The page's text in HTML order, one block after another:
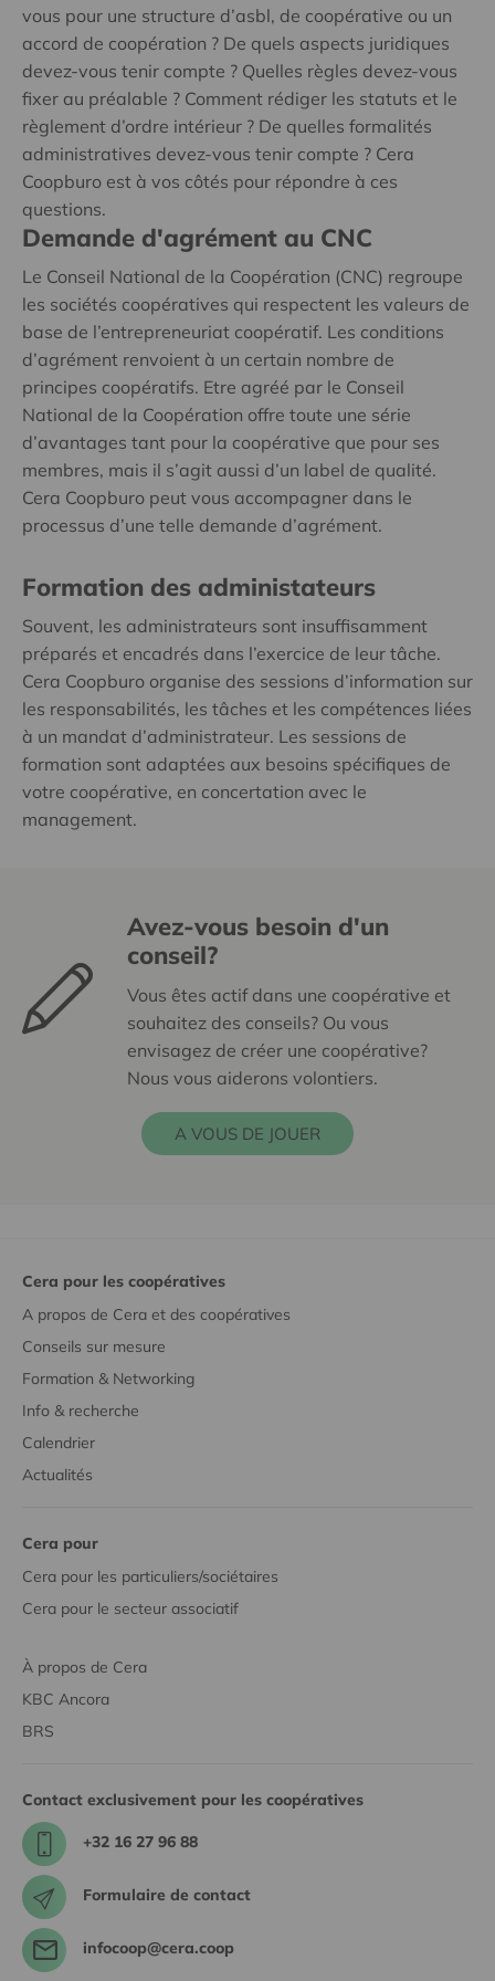
vous pour une structure d’asbl, de coopérative ou un
accord de coopération ? De quels aspects juridiques
devez-vous tenir compte ? Quelles règles devez-vous
fixer au préalable ? Comment rédiger les statuts et le
règlement d’ordre intérieur ? De quelles formalités
administratives devez-vous tenir compte ? Cera
Coopburo est à vos côtés pour répondre à ces
questions.
Demande d'agrément au CNC
Le Conseil National de la Coopération (CNC) regroupe
les sociétés coopératives qui respectent les valeurs de
base de l’entrepreneuriat coopératif. Les conditions
d’agrément renvoient à un certain nombre de
principes coopératifs. Etre agréé par le Conseil
National de la Coopération offre toute une série
d’avantages tant pour la coopérative que pour ses
membres, mais il s’agit aussi d’un label de qualité.
Cera Coopburo peut vous accompagner dans le
processus d’une telle demande d’agrément.
Formation des administateurs
Souvent, les administrateurs sont insuffisamment
préparés et encadrés dans l’exercice de leur tâche.
Cera Coopburo organise des sessions d’information sur
les responsabilités, les tâches et les compétences liées
à un mandat d’administrateur. Les sessions de
formation sont adaptées aux besoins spécifiques de
votre coopérative, en concertation avec le
management.
Avez-vous besoin d'un
conseil?
Vous êtes actif dans une coopérative et
souhaitez des conseils? Ou vous
envisagez de créer une coopérative?
Nous vous aiderons volontiers.
A VOUS DE JOUER
Cera pour les coopératives
A propos de Cera et des coopératives
Conseils sur mesure
Formation & Networking
Info & recherche
Calendrier
Actualités
Cera pour
Cera pour les particuliers/sociétaires
Cera pour le secteur associatif
À propos de Cera
KBC Ancora
BRS
Contact exclusivement pour les coopératives
+32 16 27 96 88
Formulaire de contact
infocoop@cera.coop